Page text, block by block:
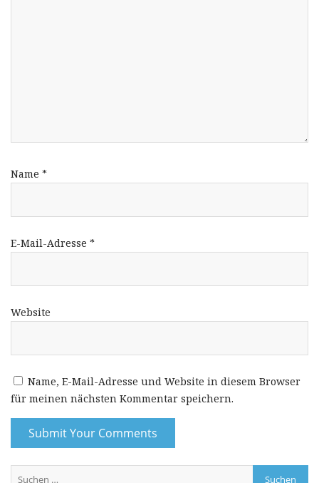
Name *
E-Mail-Adresse *
Website
Name, E-Mail-Adresse und Website in diesem Browser
für meinen nächsten Kommentar speichern.